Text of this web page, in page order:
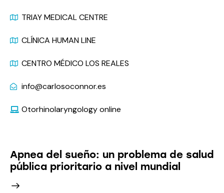
TRIAY MEDICAL CENTRE
CLÍNICA HUMAN LINE
CENTRO MÉDICO LOS REALES
info@carlosoconnor.es
Otorhinolaryngology online
Apnea del sueño: un problema de salud
pública prioritario a nivel mundial